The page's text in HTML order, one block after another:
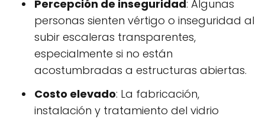
Percepción de inseguridad: Algunas
personas sienten vértigo o inseguridad al
subir escaleras transparentes,
especialmente si no están
acostumbradas a estructuras abiertas.
Costo elevado: La fabricación,
instalación y tratamiento del vidrio